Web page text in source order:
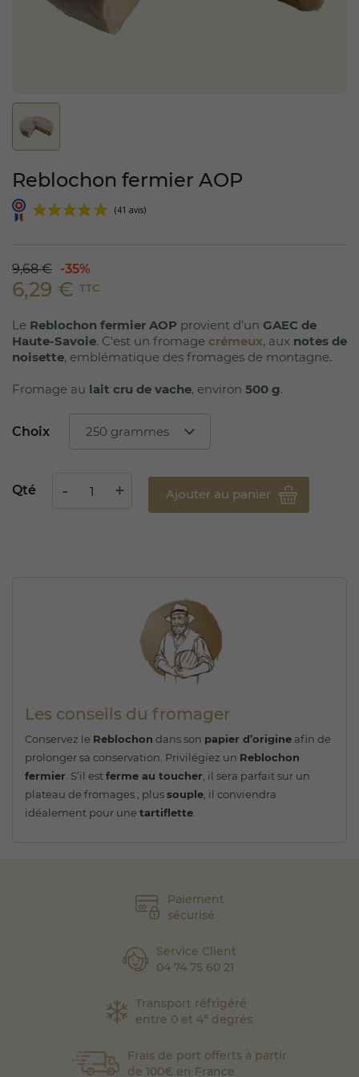
Paiement
sécurisé
Service Client
04 74 75 60 21
Transport réfrigéré
entre 0 et 4° degrés
Frais de port offerts à partir
de 100€ en France
Reblochon fermier AOP
9,68 € -35%
6,29 € TTC
Le Reblochon fermier AOP provient d’un GAEC de
Haute-Savoie. C’est un fromage crémeux, aux notes de
noisette, emblématique des fromages de montagne.
Fromage au lait cru de vache, environ 500 g.
Choix
Qté Ajouter au panier
Les conseils du fromager
Conservez le Reblochon dans son papier d’origine afin de
prolonger sa conservation. Privilégiez un Reblochon
fermier . S’il estferme au toucher , il sera parfait sur un
plateau de fromages ; plussouple , il conviendra
idéalement pour une tartiflette